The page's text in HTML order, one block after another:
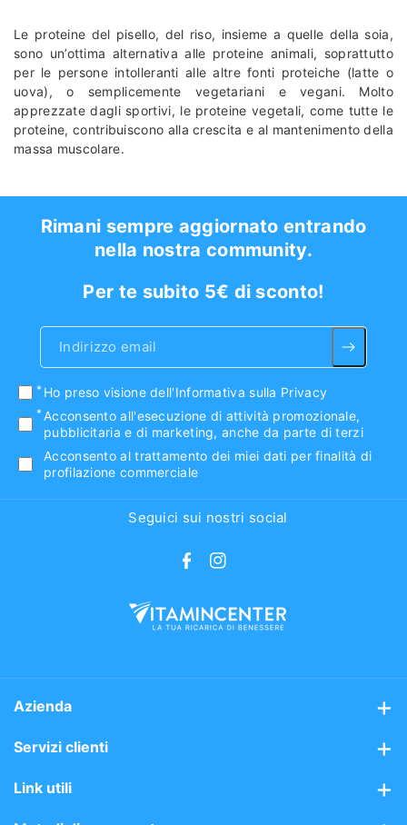
Le proteine del pisello, del riso, insieme a quelle della soia,
sono un’ottima alternativa alle proteine animali, soprattutto
per le persone intolleranti alle altre fonti proteiche (latte o
uova), o semplicemente vegetariani e vegani. Molto
apprezzate dagli sportivi, le proteine vegetali, come tutte le
proteine, contribuiscono alla crescita e al mantenimento della
massa muscolare.
Rimani sempre aggiornato entrando
nella nostra community.
Per te subito 5€ di sconto!
Indirizzo email
Ho preso visionedell'Informativa sulla Privacy
Acconsento all'esecuzione di attività promozionale,
pubblicitaria e di marketing, anche da parte di terzi
Acconsento al trattamento dei miei dati per finalità di
profilazione commerciale
Seguici sui nostri social
F
c
I
s
Azienda
Chi siamo
Servizi clienti
Assistenza clienti
Link utili